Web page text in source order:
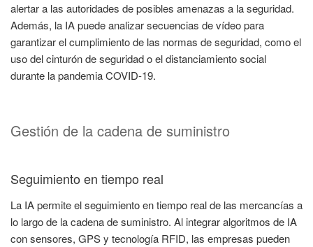
alertar a las autoridades de posibles amenazas a la seguridad.
Además, la IA puede analizar secuencias de vídeo para
garantizar el cumplimiento de las normas de seguridad, como el
uso del cinturón de seguridad o el distanciamiento social
durante la pandemia COVID-19.
Gestión de la cadena de suministro
Seguimiento en tiempo real
La IA permite el seguimiento en tiempo real de las mercancías a
lo largo de la cadena de suministro. Al integrar algoritmos de IA
con sensores, GPS y tecnología RFID, las empresas pueden